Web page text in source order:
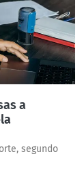
a
segundo